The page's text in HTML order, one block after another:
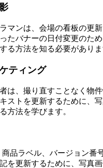
マンは、会場の看板の更
たバナーの日付変更のた
る方法を知る必要がありま
ティング
は、撮り直すことなく物
ストを更新するために、
方法を学びます。
品ラベル、バージョン番
を更新するために、写真